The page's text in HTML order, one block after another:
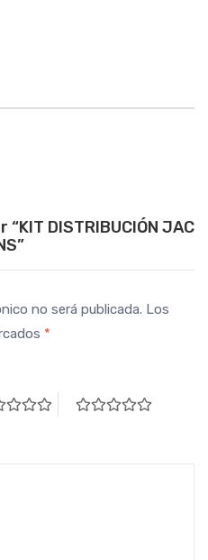
DISTRIBUCIÓN JAC
no será publicada. Los
*